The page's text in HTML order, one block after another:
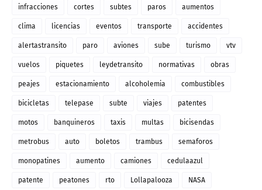
infracciones cortes subtes paros aumentos
clima licencias eventos transporte accidentes
alertastransito paro aviones sube turismo vtv
vuelos piquetes leydetransito normativas obras
peajes estacionamiento alcoholemia combustibles
bicicletas telepase subte viajes patentes
motos banquineros taxis multas bicisendas
metrobus auto boletos trambus semaforos
monopatines aumento camiones cedulaazul
patente peatones rto Lollapalooza NASA